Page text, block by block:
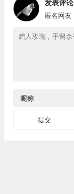
发表评论
匿名网友
昵称
提交